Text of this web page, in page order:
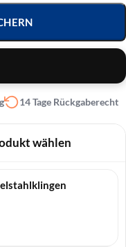
14 Tage Rückgaberecht
wählen